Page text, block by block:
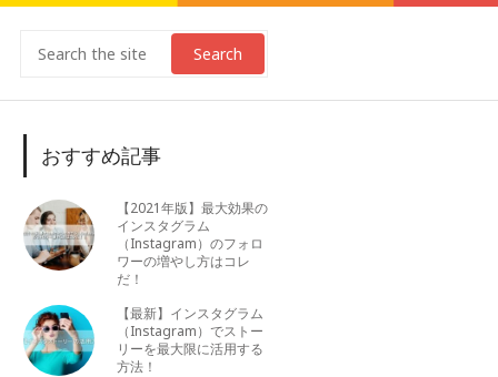
Search
おすすめ記事
【2021年版】最大効果の
インスタグラム
（Instagram）のフォロ
ワーの増やし方はコレ
だ！
【最新】インスタグラム
（Instagram）でストー
リーを最大限に活用する
方法！